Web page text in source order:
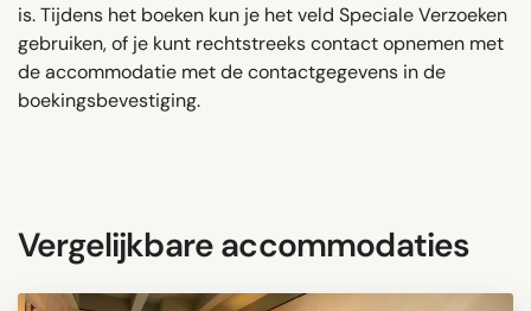
is. Tijdens het boeken kun je het veld Speciale Verzoeken
gebruiken, of je kunt rechtstreeks contact opnemen met
de accommodatie met de contactgegevens in de
boekingsbevestiging.
Vergelijkbare accommodaties